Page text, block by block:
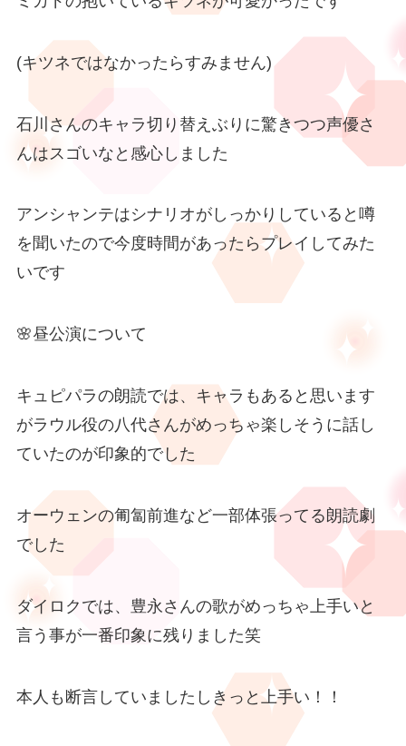
(キツネではなかったらすみません)
石川さんのキャラ切り替えぶりに驚きつつ声優さ
んはスゴいなと感心しました
アンシャンテはシナリオがしっかりしていると噂
を聞いたので今度時間があったらプレイしてみた
いです
🌸昼公演について
キュピパラの朗読では、キャラもあると思います
がラウル役の八代さんがめっちゃ楽しそうに話し
ていたのが印象的でした
オーウェンの匍匐前進など一部体張ってる朗読劇
でした
ダイロクでは、豊永さんの歌がめっちゃ上手いと
言う事が一番印象に残りました笑
本人も断言していましたしきっと上手い！！